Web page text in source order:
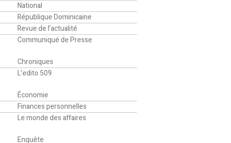
National
République Dominicaine
Revue de l’actualité
Communiqué de Presse
Chroniques
L’edito 509
Économie
Finances personnelles
Le monde des affaires
Enquête